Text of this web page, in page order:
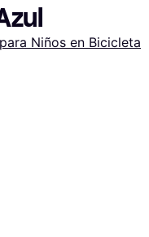
Niños en Bicicleta